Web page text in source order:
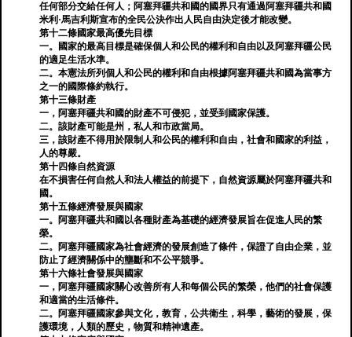
任何部分交給任何人；阿塞拜疆共和國的國界只有通過阿塞拜疆共和國
米利·馬吉利斯宣布的全民公決作出人民自由決定後才能改變。
第十二條國家最高優先目標
一。國家的最高目標是確保個人和公民的權利和自由以及阿塞拜疆公民
的適足生活水準。
二。本憲法所列個人和公民的權利和自由根據阿塞拜疆共和國為當事方
之一的國際條約執行。
第十三條財產
一，阿塞拜疆共和國的財產不可侵犯，並受到國家保護。
二。該財產可能是州，私人和市政當局。
三，該財產不得用於限制人和公民的權利和自由，社會和國家的利益，
人的尊嚴。
第十四條自然資源
在不損害任何自然人和法人權益的前提下，自然資源屬於阿塞拜疆共和
國。
第十五條經濟發​​展與國家
一。阿塞拜疆共和國以各種財產為基礎的經濟發展旨在促進人民的繁
榮。
二。阿塞拜疆國家為社會經濟的發展創造了條件，保證了自由企業，並
防止了經濟關係中的壟斷和不公平競爭。
第十六條社會發展與國家
一，阿塞拜疆國家關心改善所有人和每個公民的繁榮，他們的社會保護
和適當的生活條件。
二。阿塞拜疆國家參與文化，教育，公共衛生，科學，藝術的發展，保
護環境，人類的歷史，物質和精神遺產。